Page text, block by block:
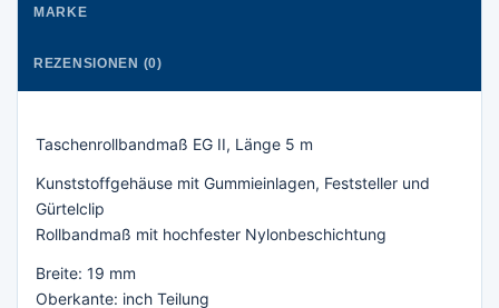
MARKE
REZENSIONEN (0)
Taschenrollbandmaß EG II, Länge 5 m
Kunststoffgehäuse mit Gummieinlagen, Feststeller und
Gürtelclip
Rollbandmaß mit hochfester Nylonbeschichtung
Breite: 19 mm
Oberkante: inch Teilung